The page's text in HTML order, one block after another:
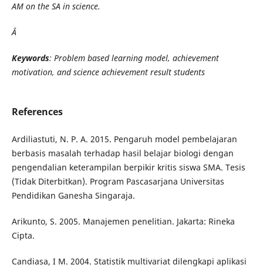
AMon the SAin science.
Â
Keywords: Problem based learning model, achievement
motivation, andscience achievement result students
References
Ardiliastuti, N. P. A. 2015. Pengaruh model pembelajaran
berbasis masalah terhadap hasil belajar biologi dengan
pengendalian keterampilan berpikir kritis siswa SMA. Tesis
(Tidak Diterbitkan). Program Pascasarjana Universitas
Pendidikan Ganesha Singaraja.
Arikunto, S. 2005. Manajemen penelitian. Jakarta: Rineka
Cipta.
Candiasa, I M. 2004. Statistik multivariat dilengkapi aplikasi